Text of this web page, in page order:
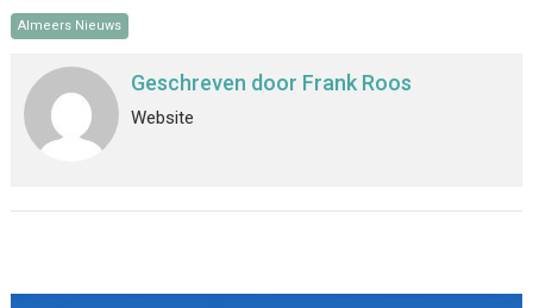
Almeers Nieuws
Geschreven door Frank Roos
Website